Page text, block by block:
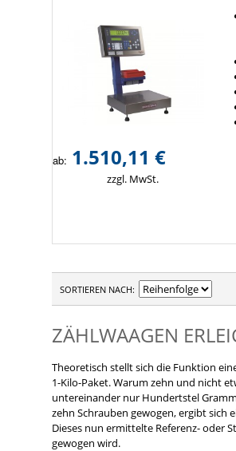
ab: 1.510,11 €
zzgl. MwSt.
SORTIEREN NACH
ZÄHLWAAGEN
Theoretisch stellt sich die Funktion
1-Kilo-Paket. Warum zehn und nicht
untereinander nur Hundertstel
zehn Schrauben gewogen, ergibt sich
Dieses nun ermittelte Referenz- oder
gewogen wird.